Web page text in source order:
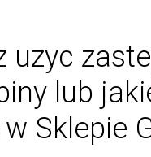
uzyc
lub
Sklepie